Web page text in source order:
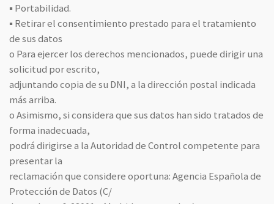
▪ Portabilidad.
▪ Retirar el consentimiento prestado para el tratamiento
de sus datos
o Para ejercer los derechos mencionados, puede dirigir una
solicitud por escrito,
adjuntando copia de su DNI, a la dirección postal indicada
más arriba.
o Asimismo, si considera que sus datos han sido tratados de
forma inadecuada,
podrá dirigirse a la Autoridad de Control competente para
presentar la
reclamación que considere oportuna: Agencia Española de
Protección de Datos (C/